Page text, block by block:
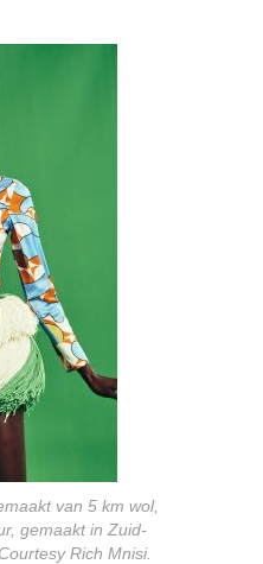
van 5 km wol,
gemaakt in Zuid-
Rich Mnisi.